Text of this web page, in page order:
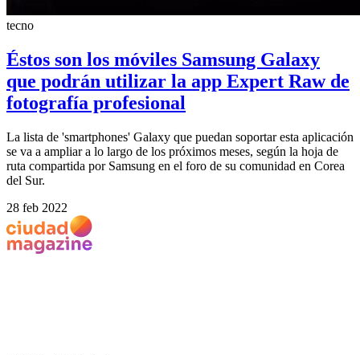
tecno
Éstos son los móviles Samsung Galaxy
que podrán utilizar la app Expert Raw de
fotografía profesional
La lista de 'smartphones' Galaxy que puedan soportar esta aplicación
se va a ampliar a lo largo de los próximos meses, según la hoja de
ruta compartida por Samsung en el foro de su comunidad en Corea
del Sur.
28 feb 2022